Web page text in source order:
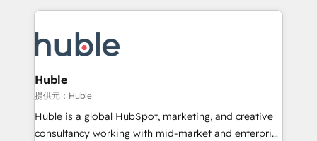
COS Design Award 🏆2013 HubSpot Marketplace
Provider of the Year 🏆2011 Became a HubSpot
Partner 📆Founded in 1997
Execution... Global 24/7 ... All Experts 3️⃣ Integrate |
Slash months from your API Integration project... ⬅️
Click "Contact Business" ⬅️ to access 150+ Kickstart
Integration templates that put HubSpot in the center
of your tech stack, syncing... 🛍️ Shopify or
WooCommerce 💲 Stripe or Paypal 💰 Sage or
Netsuite 🤖 Google or Microsoft ✍️ DocuSign or
Huble
提供元：Huble
Huble is a global HubSpot, marketing, and creative
consultancy working with mid-market and enterprise